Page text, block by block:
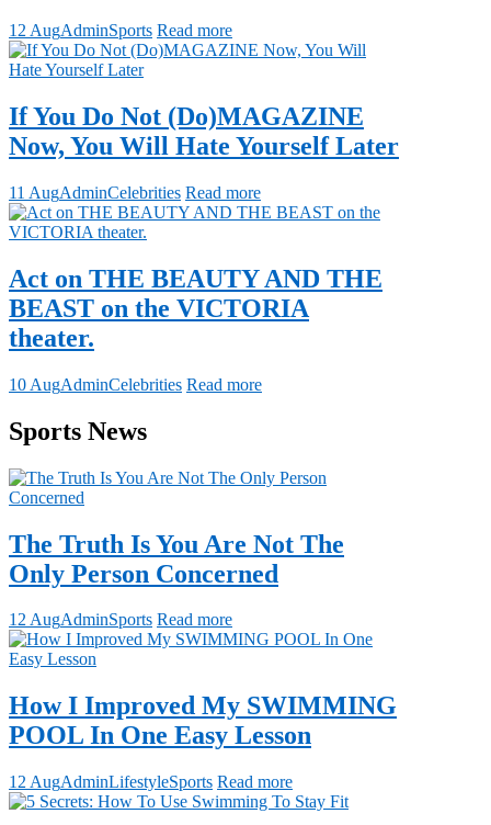
12 AugAdminSports Read more
If You Do Not (Do)MAGAZINE
Now, You Will Hate Yourself Later
11 AugAdminCelebrities Read more
Act on THE BEAUTY AND THE
BEAST on the VICTORIA
theater.
10 AugAdminCelebrities Read more
Sports News
The Truth Is You Are Not The
Only Person Concerned
12 AugAdminSports Read more
How I Improved My SWIMMING
POOL In One Easy Lesson
12 AugAdminLifestyleSports Read more